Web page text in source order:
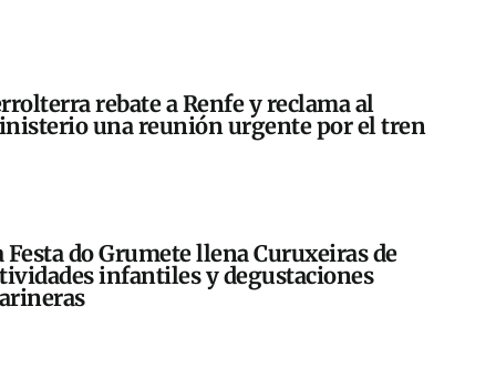
rebate a Renfe y reclama al
una reunión urgente por el tren
Festa do Grumete llena Curuxeiras de
infantiles y degustaciones